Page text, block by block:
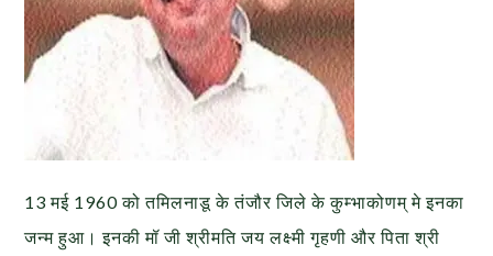
13 मई 1960 को तमिलनाडू के तंजौर जिले के कुम्भाकोणम् मे इनका
जन्म हुआ। इनकी मॉ जी श्रीमति जय लक्ष्मी गृहणी और पिता श्री